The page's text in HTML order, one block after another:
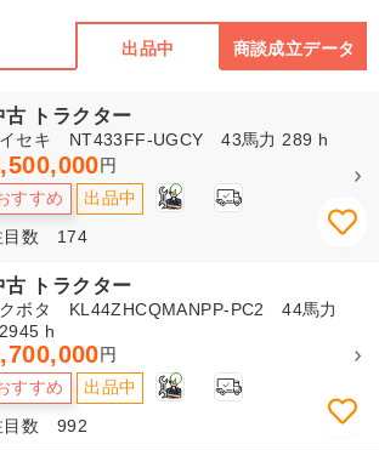
出品中 商談成立データ
古 トラクター
イセキ NT433FF-UGCY 43馬力 289 h
円
すすめ 出品中 4
目数 174
古 トラクター
クボタ KL44ZHCQMANPP-PC2 44馬力
2945 h
円
すすめ 出品中 4
目数 992